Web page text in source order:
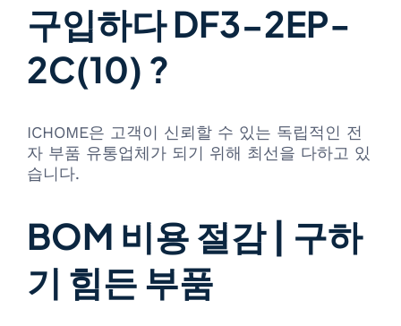
구입하다 DF3-2EP-
2C(10) ?
ICHOME은 고객이 신뢰할 수 있는 독립적인 전
자 부품 유통업체가 되기 위해 최선을 다하고 있
습니다.
BOM 비용 절감 | 구하
기 힘든 부품